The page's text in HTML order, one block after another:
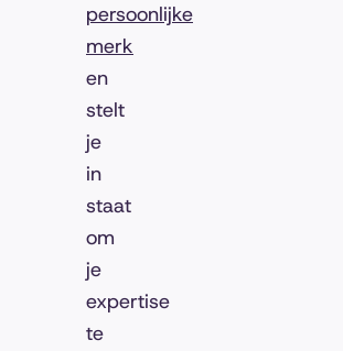
persoonlijke
merk
en
stelt
je
in
staat
om
je
expertise
te